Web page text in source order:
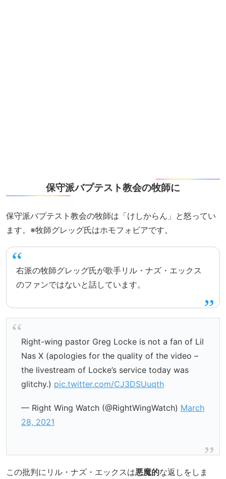
保守派バプテスト教会の牧師に
保守派バプテスト教会の牧師は「けしからん」と怒ってい
ます。※牧師グレッグ氏はホモフォビアです。
右派の牧師グレッグ氏が歌手リル・ナズ・エックス
のファンではないと話しています。
Right-wing pastor Greg Locke is not a fan of Lil
Nas X (apologies for the quality of the video –
the livestream of Locke’s service today was
glitchy.) pic.twitter.com/CJ3DSUuqth
— Right Wing Watch (@RightWingWatch) March
28, 2021
この批判にリル・ナズ・エックスは悪魔的な返しをしま